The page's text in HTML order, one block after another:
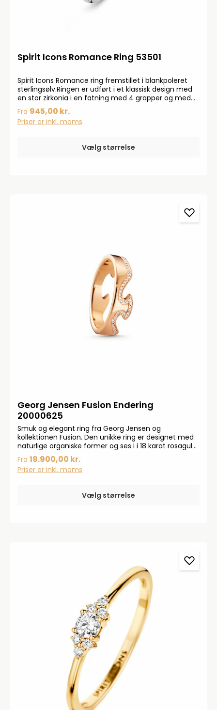
Spirit Icons Romance Ring 53501
Spirit Icons Romance ring fremstillet i blankpoleret
sterlingsølv.Ringen er udført i et klassisk design med
en stor zirkonia i en fatning med 4 grapper og med
talrige små zirkonia på ringskinnen.
Fra 945,00 kr.
Priser er inkl. moms
Vælg størrelse
Georg Jensen Fusion Endering
20000625
Smuk og elegant ring fra Georg Jensen og
kollektionen Fusion. Den unikke ring er designet med
naturlige organiske former og ses i i 18 karat rosaguld
med 0,15-0,20ct. brillantslebne diamanter. Ringen
måler 5,5 mm. på det breddeste stykke.
Fra 19.900,00 kr.
Priser er inkl. moms
Vælg størrelse